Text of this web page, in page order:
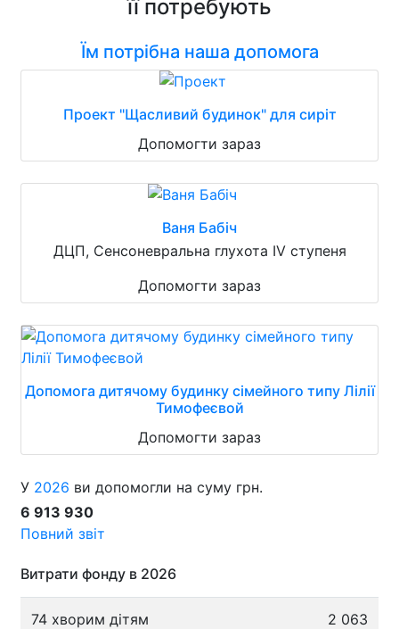
її потребують
Їм потрібна наша допомога
Проект "Щасливий будинок" для сиріт
Допомогти зараз
Ваня Бабіч
ДЦП, Сенсоневральна глухота IV ступеня
Допомогти зараз
Допомога дитячому будинку сімейного типу Лілії
Тимофеєвой
Допомогти зараз
У 2026 ви допомогли на суму грн.
6 913 930
Повний звіт
Витрати фонду в 2026
74 хворим дітям
2 063